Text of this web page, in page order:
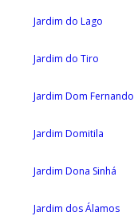
Jardim do Lago
Jardim do Tiro
Jardim Dom Fernando
Jardim Domitila
Jardim Dona Sinhá
Jardim dos Álamos